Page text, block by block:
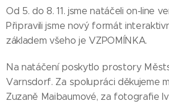
Od 5. do 8. 11. jsme natáčeli on-line
Připravili jsme nový formát
základem všeho je VZPOMÍNKA.
Na natáčení poskytlo prostory
Varnsdorf. Za spolupráci děkujeme
Zuzaně Maibaumové, za fotografie